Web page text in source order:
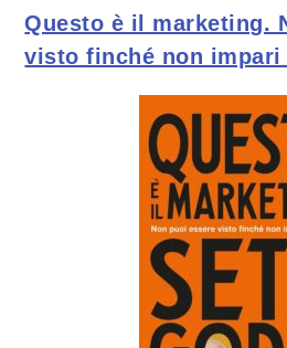
Questo è il marketing.
visto finché non impari